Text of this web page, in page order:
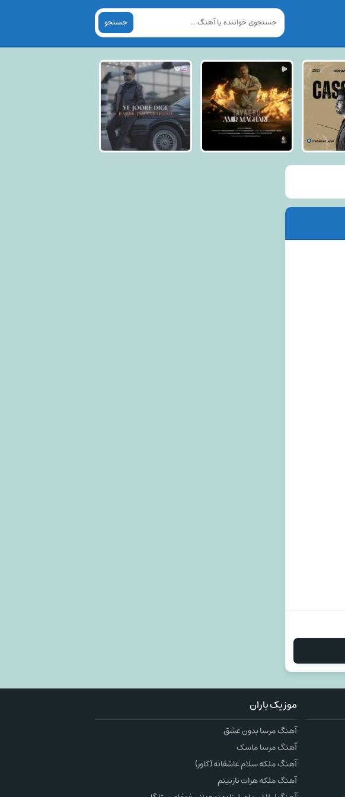
جستجو
موزیک باران
آهنگ مرسا بدون عشق
آهنگ مرسا ماسک
آهنگ ملکه سلام عاشقانه (کاور)
آهنگ ملکه هرات نازنینم